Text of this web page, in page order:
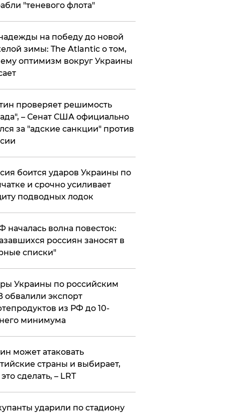
"теневого флота"
на победу до новой
зимы: The Atlantic о том,
оптимизм вокруг Украины
проверяет решимость
– Сенат США официально
за "адские санкции" против
боится ударов Украины по
и срочно усиливает
подводных лодок
началась волна повесток:
россиян заносят в
списки"
Украины по российским
обвалили экспорт
из РФ до 10-
минимума
может атаковать
страны и выбирает,
сделать, – LRT
ударили по стадиону